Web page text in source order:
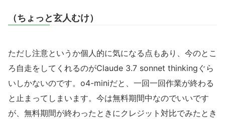
（ちょっと玄人むけ）
ただし注意というか個人的に気になる点もあり、今のとこ
ろ自走をしてくれるのがClaude 3.7 sonnet thinkingぐら
いしかないのです。o4-miniだと、一回一回作業が終わる
と止まってしまいます。今は無料期間中なのでいいです
が、無料期間が終わったときにクレジット対比でみたとき